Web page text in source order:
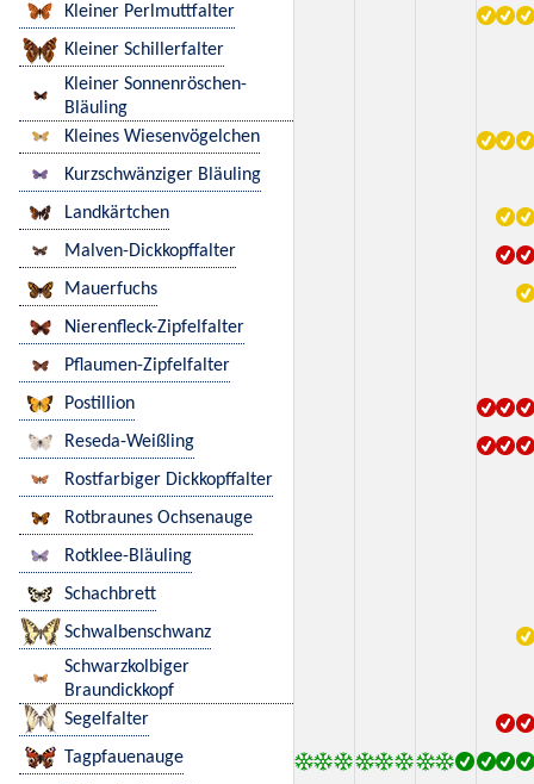
Kleiner Perlmuttfalter
Kleiner Schillerfalter
Kleiner Sonnenröschen-
Bläuling
Kleines Wiesenvögelchen
Kurzschwänziger Bläuling
Landkärtchen
Malven-Dickkopffalter
Mauerfuchs
Nierenfleck-Zipfelfalter
Pflaumen-Zipfelfalter
Postillion
Reseda-Weißling
Rostfarbiger Dickkopffalter
Rotbraunes Ochsenauge
Rotklee-Bläuling
Schachbrett
Schwalbenschwanz
Schwarzkolbiger
Braundickkopf
Segelfalter
Tagpfauenauge